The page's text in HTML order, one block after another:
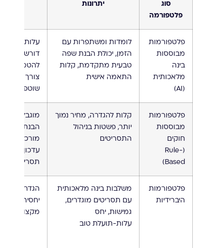
סוג
פלטפורמה
יתרונות
פלטפורמות
מבוססות
בינה
מלאכותית
(AI)
לומדות ומשתפרות עם
הזמן, יכולת הבנת שפה
טבעית מתקדמת, קלות
התאמה אישית
עלות גבוהה
דורשות זמן
להטמעה
צורך
שוטפת
פלטפורמות
מבוססות
חוקים
(Rule-
Based)
קלות להגדרה, מחיר נמוך
יותר, פשטות בניהול
התסריטים
מוגבלות
הבנת שאלות
מורכבות,
עדכון ידני של
תסריטים
פלטפורמות
היברידיות
משלבות בינה מלאכותית
עם תסריטים מוגדרים,
גמישות, יחס
עלות-תועלת טוב
הגדרה
יחסית, צורך
מקצועי